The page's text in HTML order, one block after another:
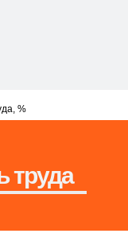
%
труда